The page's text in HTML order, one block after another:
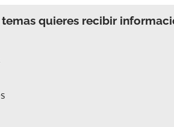
temas quieres recibir